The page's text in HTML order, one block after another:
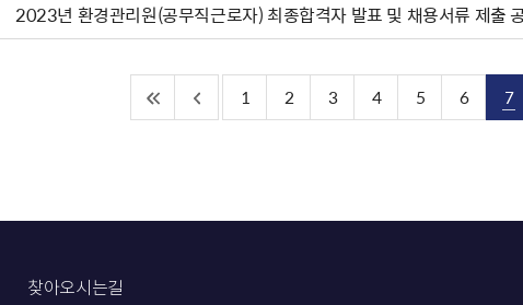
2023년 환경관리원(공무직근로자) 최종합격자 발표 및 채용서류 제출
1 2 3 4 5 6 7
찾아오시는길